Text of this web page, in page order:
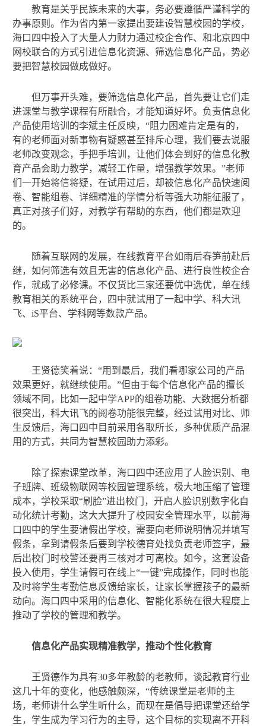
教育是关乎民族未来的大事，务必要遵循严谨科学的
办事原则。作为省内第一家提出要建设智慧校园的学校，
海口四中投入了大量人力财力通过校企合作、和北京四中
网校联合的方式引进信息化资源、筛选信息化产品，势必
要把智慧校园做成做好。
但万事开头难，要筛选信息化产品，首先要让它们走
进课堂与教学课程有所融合，才能知道好坏。负责信息化
产品使用培训的李斌主任反映，“阻力困难肯定是有的，
有的老师面对新事物有疑惑甚至排斥心理，我们要去说服
老师改变观念，手把手培训，让他们体会到好的信息化教
育产品会助力教学，减轻工作量，增强教学效果。”老师
们一开始将信将疑，在试用过后，却被信息化产品快速阅
卷、智能组卷、详细精准的学情分析等强大功能征服了，
真正对孩子们好，对教学有帮助的东西，他们都是欢迎
的。
随着互联网的发展，在线教育平台如雨后春笋前赴后
继，如何筛选有效且无害的信息化产品、进行良性校企合
作，就成了必修课。不仅货比三家还要优中选优，单在线
教育相关的系统平台，四中就试用了一起中学、科大讯
飞、iS平台、学科网等数款产品。
王贤德笑着说：“用到最后，我们看哪家公司的产品
效果更好，就继续使用。”但由于每个信息化产品的擅长
领域不同，比如一起中学APP的组卷功能、大数据分析都
很突出，科大讯飞的阅卷功能很完整，经过试用对比、师
生反馈后，海口四中目前采用各取所长，多种优质产品混
用的方式，共同为智慧校园助力添彩。
除了探索课堂改革，海口四中还应用了人脸识别、电
子班牌、班级物联网等校园管理系统，极大地压缩了管理
成本，学校采取“刷脸”进出校门，开启人脸识别数字化自
动化统计考勤，这大大提升了校园安全管理水平，以前海
口四中的学生要请假出学校，需要向老师说明情况并填写
假条，拿到请假条后要到学校德育处找负责老师签字，最
后出校门时校警还要再三核对才可离校。如今，这套设备
投入使用，学生请假可在线上“一键”完成操作，同时也能
及时将学生考勤信息反馈给家长，让家长掌握孩子的最新
动向。海口四中采用的信息化、智能化系统在很大程度上
推动了学校的管理和教学。
信息化产品实现精准教学，推动个性化教育
王贤德作为具有30多年教龄的老教师，谈起教育行业
这几十年的变化，他感触颇深，“传统课堂是老师的主
场，老师讲什么学生听什么，而现在是倡导把课堂还给学
生，学生成为学习行为的主导，这个目标的实现离不开科